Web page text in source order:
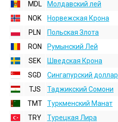
MDL
Молдавский лей
NOK
Норвежская Крона
PLN
Польская Злота
RON
Румынский Лей
SEK
Шведская Крона
SGD
Сингапурский доллар
TJS
Таджикский Сомони
TMT
Туркменский Манат
TRY
Турецкая Лира